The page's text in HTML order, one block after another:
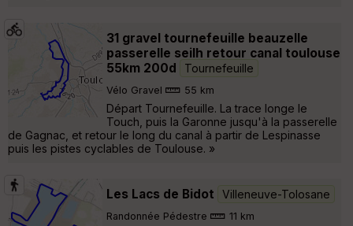
31 gravel tournefeuille beauzelle
passerelle seilh retour canal toulouse
55km 200d
Tournefeuille
Vélo Gravel 55 km
Départ Tournefeuille. La trace longe le
Touch, puis la Garonne jusqu'à la passerelle
de Gagnac, et retour le long du canal à partir de Lespinasse
puis les pistes cyclables de Toulouse. »
Les Lacs de Bidot Villeneuve-Tolosane
Randonnée Pédestre 11 km